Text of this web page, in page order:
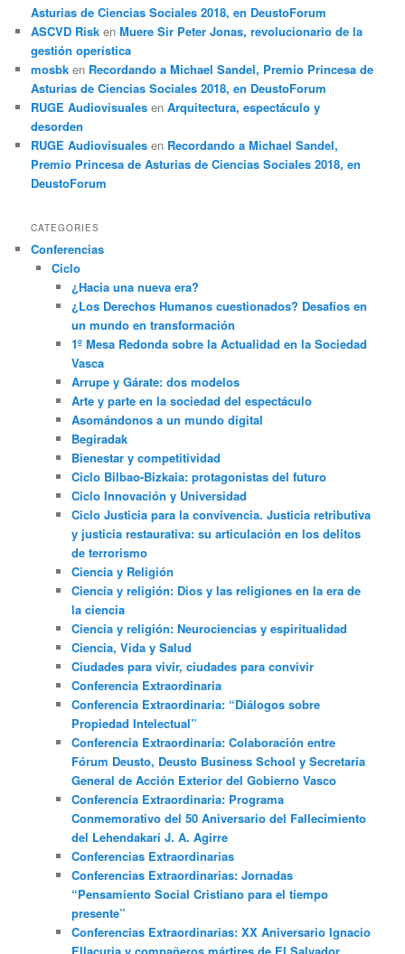
Asturias de Ciencias Sociales 2018, en DeustoForum
ASCVD Risk enMuere Sir Peter Jonas, revolucionario de la
gestión operística
mosbk en Recordando a Michael Sandel, Premio Princesa de
Asturias de Ciencias Sociales 2018, en DeustoForum
RUGE Audiovisuales enArquitectura, espectáculo y
desorden
RUGE Audiovisuales en Recordando a Michael Sandel,
Premio Princesa de Asturias de Ciencias Sociales 2018, en
DeustoForum
CATEGORIES
Conferencias
Ciclo
¿Hacia una nueva era?
¿Los Derechos Humanos cuestionados? Desafíos en
un mundo en transformación
1º Mesa Redonda sobre la Actualidad en la Sociedad
Vasca
Arrupe y Gárate: dos modelos
Arte y parte en la sociedad del espectáculo
Asomándonos a un mundo digital
Begiradak
Bienestar y competitividad
Ciclo Bilbao-Bizkaia: protagonistas del futuro
Ciclo Innovación y Universidad
Ciclo Justicia para la convivencia. Justicia retributiva
y justicia restaurativa: su articulación en los delitos
de terrorismo
Ciencia y Religión
Ciencia y religión: Dios y las religiones en la era de
la ciencia
Ciencia y religión: Neurociencias y espiritualidad
Ciencia, Vida y Salud
Ciudades para vivir, ciudades para convivir
Conferencia Extraordinaria
Conferencia Extraordinaria: “Diálogos sobre
Propiedad Intelectual”
Conferencia Extraordinaria: Colaboración entre
Fórum Deusto, Deusto Business School y Secretaría
General de Acción Exterior del Gobierno Vasco
Conferencia Extraordinaria: Programa
Conmemorativo del 50 Aniversario del Fallecimiento
del Lehendakari J. A. Agirre
Conferencias Extraordinarias
Conferencias Extraordinarias: Jornadas
“Pensamiento Social Cristiano para el tiempo
presente”
Conferencias Extraordinarias: XX Aniversario Ignacio